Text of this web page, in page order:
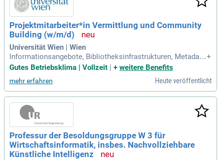
Projektmitarbeiter*in Vermittlung und Community
Building (w/m/d)
Universität Wien | Wien
Informationsangebote, Bibliotheksinfrastrukturen, Metadate
n oder Datenvisualisierung Berufserfahrung in Bibliotheken
Teamfähigkeit und nachweisbare Kommunikationskompete
nz im Alltag sowie mit Wissenschaftler
+
Gutes Betriebsklima | Vollzeit
+ weitere Benefits
mehr erfahren Heute veröffentlicht
Professur der Besoldungsgruppe W 3 für
Wirtschaftsinformatik, insbes. Nachvollziehbare
Künstliche Intelligenz